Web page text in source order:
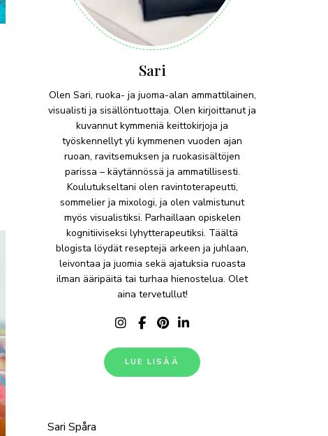
Sari
Olen Sari, ruoka- ja juoma-alan ammattilainen,
visualisti ja sisällöntuottaja. Olen kirjoittanut ja
kuvannut kymmeniä keittokirjoja ja
työskennellyt yli kymmenen vuoden ajan
ruoan, ravitsemuksen ja ruokasisältöjen
parissa – käytännössä ja ammatillisesti.
Koulutukseltani olen ravintoterapeutti,
sommelier ja mixologi, ja olen valmistunut
myös visualistiksi. Parhaillaan opiskelen
kognitiiviseksi lyhytterapeutiksi. Täältä
blogista löydät reseptejä arkeen ja juhlaan,
leivontaa ja juomia sekä ajatuksia ruoasta
ilman ääripäitä tai turhaa hienostelua. Olet
aina tervetullut!
LUE LISÄÄ
Sari Spåra